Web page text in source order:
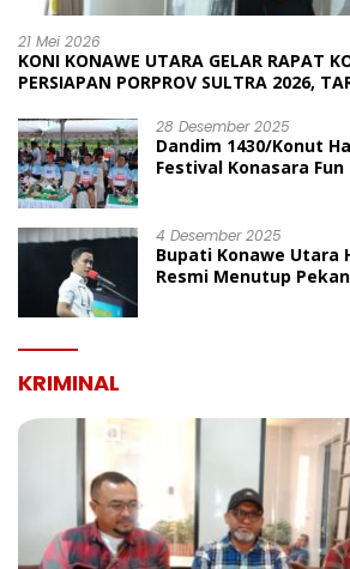
21 Mei 2026
KONI KONAWE UTARA GELAR RAPAT
PERSIAPAN PORPROV SULTRA 2026,
28 Desember 2025
Dandim 1430/Konut
Festival Konasara Fun
4 Desember 2025
Bupati Konawe Utara
Resmi Menutup
KRIMINAL